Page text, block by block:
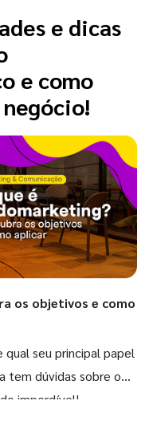
e dicas
e como
os objetivos e como
seu principal papel
tem dúvidas sobre o
imperdível!